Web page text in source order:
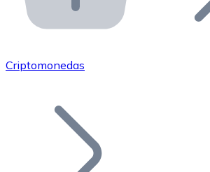
Integra nuestra API en tu
Únete a nuestra red de
Añade tu proyecto a nuestro
Criptomonedas